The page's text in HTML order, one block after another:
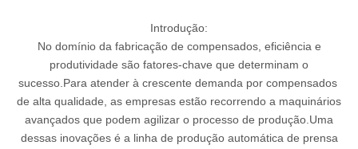
Introdução:
No domínio da fabricação de compensados, eficiência e
produtividade são fatores-chave que determinam o
sucesso.Para atender à crescente demanda por compensados ​​
de alta qualidade, as empresas estão recorrendo a maquinários
avançados que podem agilizar o processo de produção.Uma
dessas inovações é a linha de produção automática de prensa